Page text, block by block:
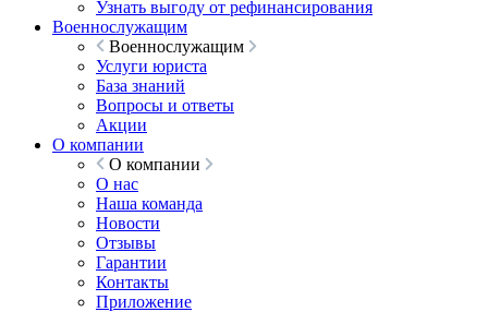
Узнать выгоду от рефинансирования
Военнослужащим
Военнослужащим
Услуги юриста
База знаний
Вопросы и ответы
Акции
О компании
О компании
О нас
Наша команда
Новости
Отзывы
Гарантии
Контакты
Приложение